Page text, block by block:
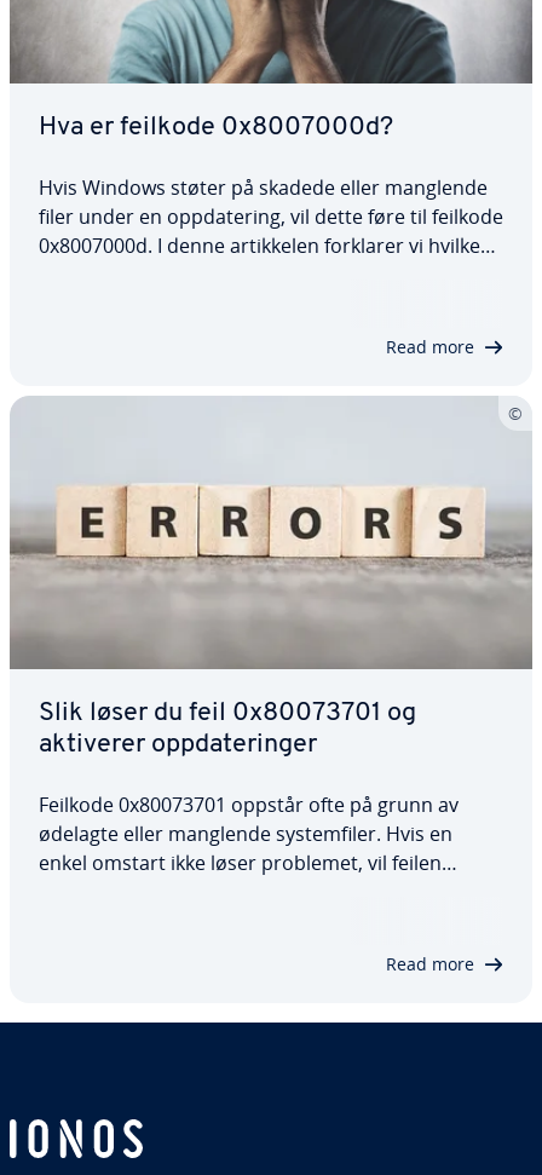
Hva er feilkode 0x8007000d?
Hvis Windows støter på skadede eller manglende
filer under en oppdatering, vil dette føre til feilkode
0x8007000d. I denne artikkelen forklarer vi hvilke
Read more
Slik løser du feil 0x80073701 og
aktiverer oppdateringer
Feilkode 0x80073701 oppstår ofte på grunn av
ødelagte eller manglende systemfiler. Hvis en
enkel omstart ikke løser problemet, vil feilen
Read more